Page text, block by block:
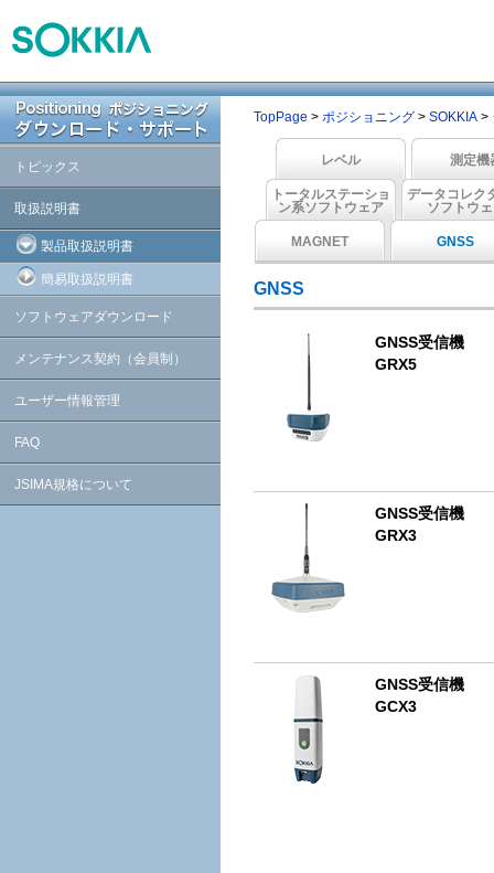
トピックス
取扱説明書
製品取扱説明書
簡易取扱説明書
ソフトウェアダウンロード
メンテナンス契約（会員制）
ユーザー情報管理
FAQ
JSIMA規格について
TopPage > ポジショニング > SOKKIA >
レベル 測定機
トータルステーショ
ン系ソフトウェア
データコレク
ソフトウ
MAGNET GNSS
GNSS
GNSS受信機
GRX5
GNSS受信機
GRX3
GNSS受信機
GCX3